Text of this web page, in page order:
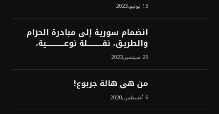
محمد محسن13 يونيو,2023
انضمام سورية إلى مبادرة الحزام
والطريق، نقــــــــــلة نوعــــــــــــية،
استراتيجية، تاريخية، نهائية، نحو
الشرق!محمد محسن29 سبتمبر,2023
من هي هالة جربوع!
6 أغسطس,2020